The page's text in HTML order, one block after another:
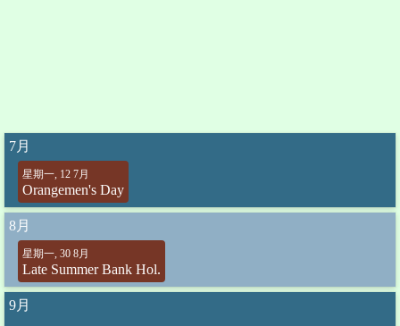
7月
星期一, 12 7月
Orangemen's Day
8月
星期一, 30 8月
Late Summer Bank Hol.
9月